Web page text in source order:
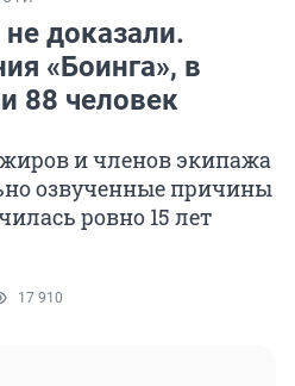
доказали.
«Боинга», в
88 человек
и членов экипажа
озвученные причины
ровно 15 лет
17 910